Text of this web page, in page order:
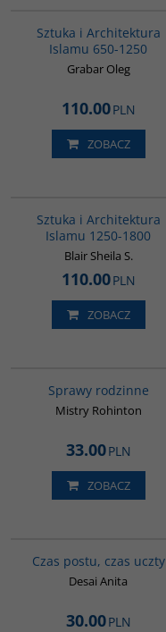
Sztuka i Architektura
Islamu 650-1250
Grabar Oleg
110.00PLN
ZOBACZ
Sztuka i Architektura
Islamu 1250-1800
Blair Sheila S.
110.00PLN
ZOBACZ
Sprawy rodzinne
Mistry Rohinton
33.00PLN
ZOBACZ
Czas postu, czas uczty
Desai Anita
30.00PLN